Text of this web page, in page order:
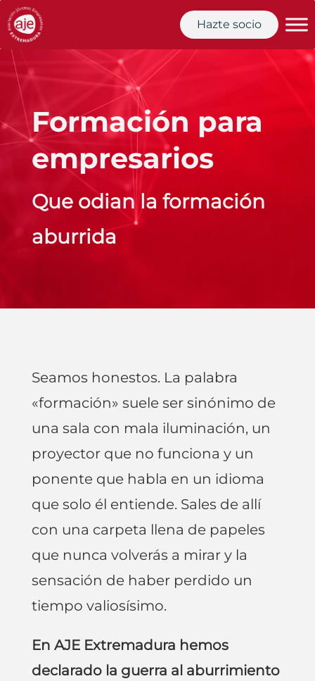
Hazte socio
Formación para
empresarios
Que odian la formación
aburrida
Seamos honestos. La palabra
«formación» suele ser sinónimo de
una sala con mala iluminación, un
proyector que no funciona y un
ponente que habla en un idioma
que solo él entiende. Sales de allí
con una carpeta llena de papeles
que nunca volverás a mirar y la
sensación de haber perdido un
tiempo valiosísimo.
En AJE Extremadura hemos
declarado la guerra al aburrimiento